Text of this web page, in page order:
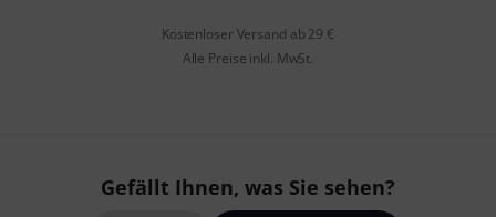
Kostenloser Versand ab 29 €
Alle Preise inkl. MwSt.
Gefällt Ihnen, was Sie sehen?